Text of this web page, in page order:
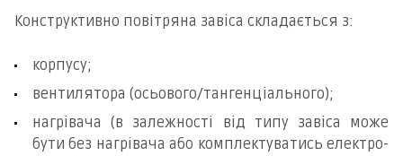
Конструктивно повітряна завіса складається з:
корпусу;
вентилятора (осьового/тангенціального);
нагрівача (в залежності від типу завіса може
бути без нагрівача або комплектуватись електро-